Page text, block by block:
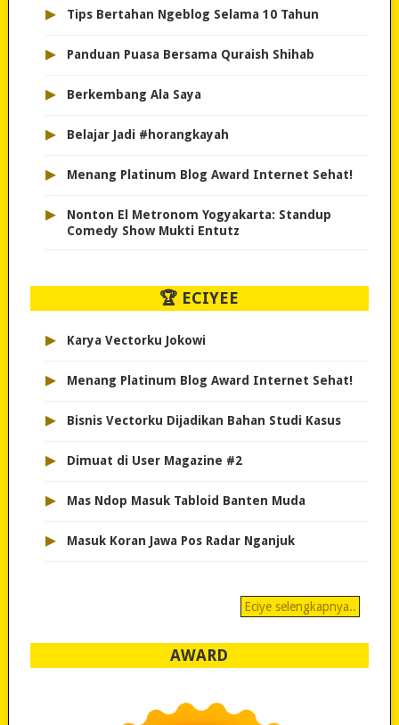
▸ Tips Bertahan Ngeblog Selama 10 Tahun
▸ Panduan Puasa Bersama Quraish Shihab
▸ Berkembang Ala Saya
▸ Belajar Jadi #horangkayah
▸ Menang Platinum Blog Award Internet Sehat!
▸
Nonton El Metronom Yogyakarta: Standup
Comedy Show Mukti Entutz
🏆 ECIYEE
▸ Karya Vectorku Jokowi
▸ Menang Platinum Blog Award Internet Sehat!
▸ Bisnis Vectorku Dijadikan Bahan Studi Kasus
▸ Dimuat di User Magazine #2
▸ Mas Ndop Masuk Tabloid Banten Muda
▸ Masuk Koran Jawa Pos Radar Nganjuk
Eciye selengkapnya..
AWARD